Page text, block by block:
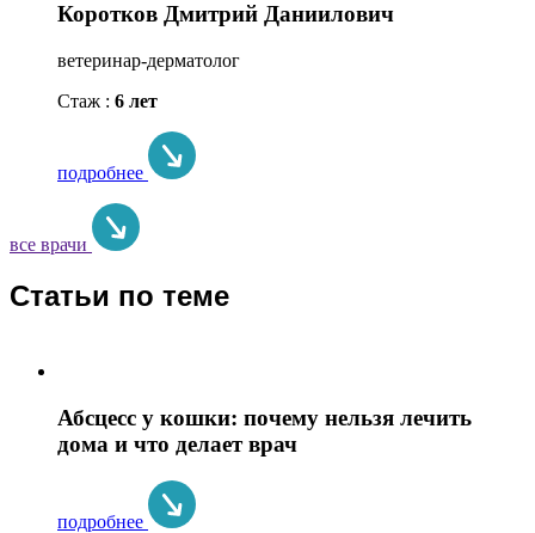
Коротков Дмитрий Даниилович
ветеринар-дерматолог
Стаж : 6 лет
подробнее
все врачи
Статьи по теме
Абсцесс у кошки: почему нельзя лечить
дома и что делает врач
подробнее